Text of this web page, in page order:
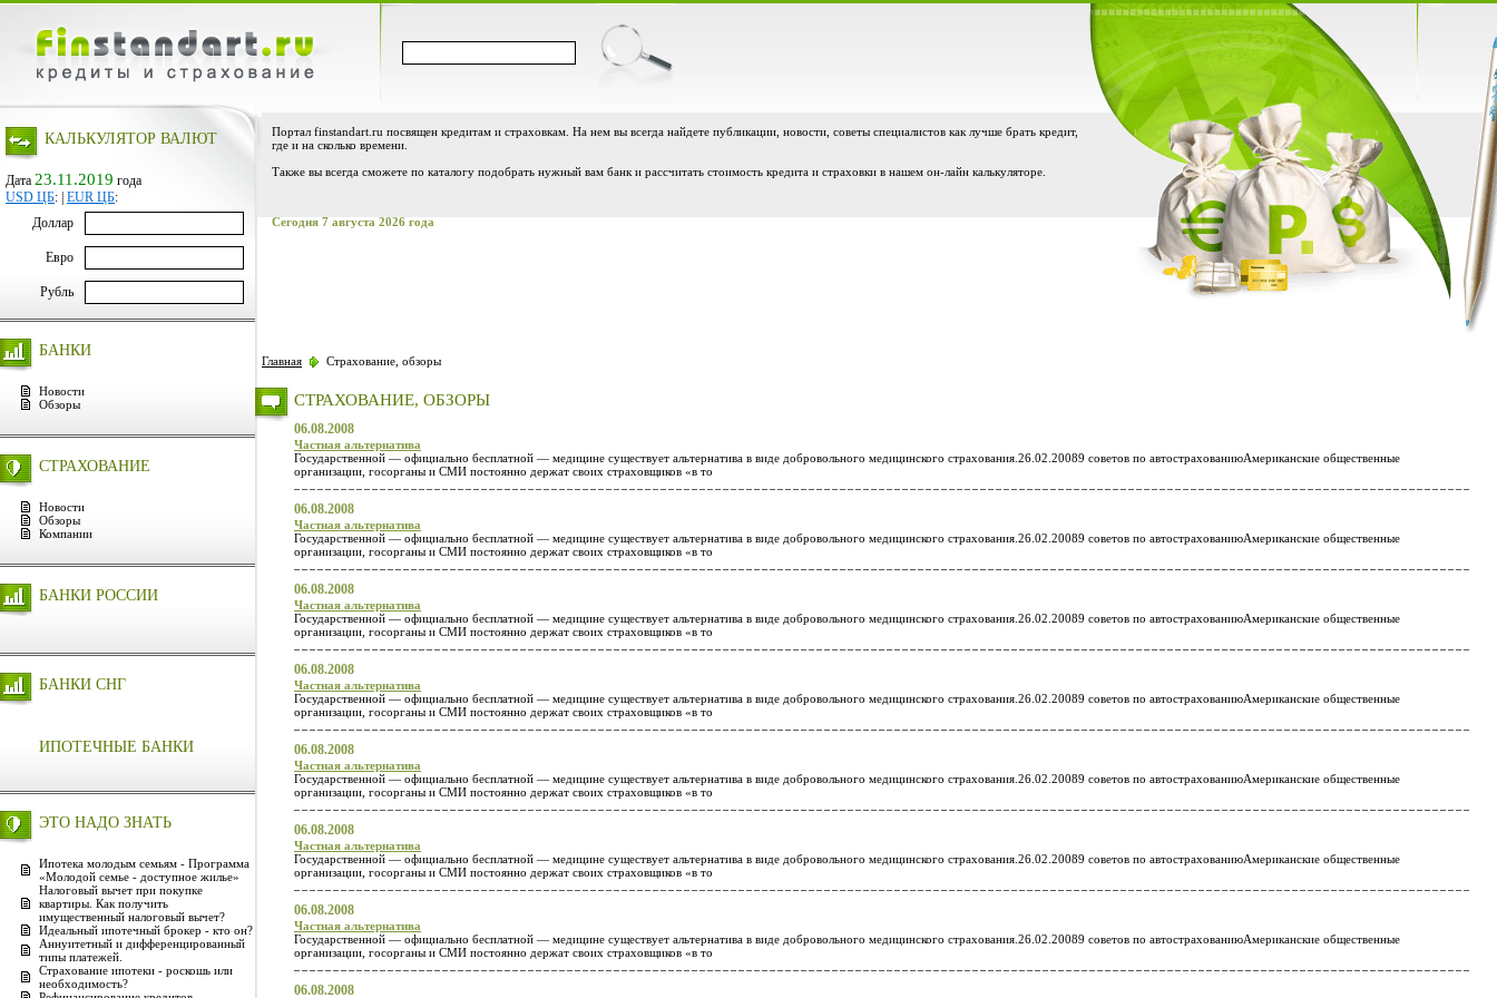
КАЛЬКУЛЯТОР ВАЛЮТ
Дата 23.11.2019 года
USD ЦБ: EUR ЦБ:
Доллар
Евро
Рубль
БАНКИ
Новости
Обзоры
СТРАХОВАНИЕ
Новости
Обзоры
Компании
БАНКИ РОССИИ
БАНКИ СНГ
ИПОТЕЧНЫЕ БАНКИ
ЭТО НАДО ЗНАТЬ
Ипотека молодым семьям - Программа
«Молодой семье - доступное жилье»
Налоговый вычет при покупке
квартиры. Как получить
имущественный налоговый вычет?
Идеальный ипотечный брокер - кто он?
Аннуитетный и дифференцированный
типы платежей.
Страхование ипотеки - роскошь или
необходимость?
Портал finstandart.ru посвящен кредитам и страховкам. На нем вы всегда найдете публикации, новости, советы специалистов как лучше брать кредит,
где и на сколько времени.
Также вы всегда сможете по каталогу подобрать нужный вам банк и рассчитать стоимость кредита и страховки в нашем он-лайн калькуляторе.
Сегодня 7 августа 2026 года
Главная Страхование, обзоры
СТРАХОВАНИЕ, ОБЗОРЫ
06.08.2008
Частная альтернатива
Государственной — официально бесплатной — медицине существует альтернатива в виде добровольного медицинского страхования.26.02.20089 советов по автострахованиюАмериканские общественные
организации, госорганы и СМИ постоянно держат своих страховщиков «в то
06.08.2008
Частная альтернатива
Государственной — официально бесплатной — медицине существует альтернатива в виде добровольного медицинского страхования.26.02.20089 советов по автострахованиюАмериканские общественные
организации, госорганы и СМИ постоянно держат своих страховщиков «в то
06.08.2008
Частная альтернатива
Государственной — официально бесплатной — медицине существует альтернатива в виде добровольного медицинского страхования.26.02.20089 советов по автострахованиюАмериканские общественные
организации, госорганы и СМИ постоянно держат своих страховщиков «в то
06.08.2008
Частная альтернатива
Государственной — официально бесплатной — медицине существует альтернатива в виде добровольного медицинского страхования.26.02.20089 советов по автострахованиюАмериканские общественные
организации, госорганы и СМИ постоянно держат своих страховщиков «в то
06.08.2008
Частная альтернатива
Государственной — официально бесплатной — медицине существует альтернатива в виде добровольного медицинского страхования.26.02.20089 советов по автострахованиюАмериканские общественные
организации, госорганы и СМИ постоянно держат своих страховщиков «в то
06.08.2008
Частная альтернатива
Государственной — официально бесплатной — медицине существует альтернатива в виде добровольного медицинского страхования.26.02.20089 советов по автострахованиюАмериканские общественные
организации, госорганы и СМИ постоянно держат своих страховщиков «в то
06.08.2008
Частная альтернатива
Государственной — официально бесплатной — медицине существует альтернатива в виде добровольного медицинского страхования.26.02.20089 советов по автострахованиюАмериканские общественные
организации, госорганы и СМИ постоянно держат своих страховщиков «в то
06.08.2008